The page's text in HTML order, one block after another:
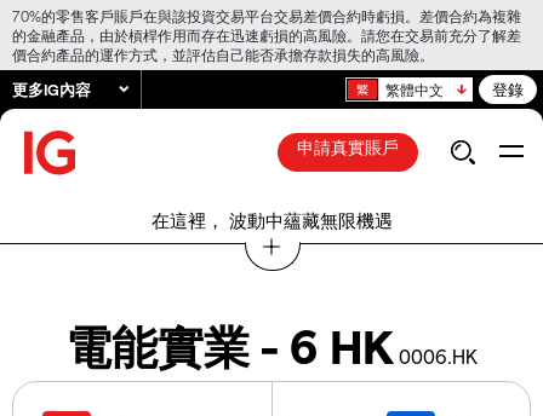
70%的零售客戶賬戶在與該投資交易平台交易差價合約時虧損。差價合約為複雜
的金融產品，由於槓桿作用而存在迅速虧損的高風險。請您在交易前充分了解差
價合約產品的運作方式，並評估自己能否承擔存款損失的高風險。
更多IG內容 繁體中文 登錄
申請真實賬戶
在這裡， 波動中蘊藏無限機遇
電能實業 - 6 HK 0006.HK